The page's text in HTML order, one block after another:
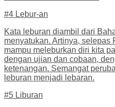
#4 Lebur-an
Kata leburan diambil dari
menyatukan. Artinya, selepas
mampu meleburkan diri kita
dengan ujian dan cobaan,
ketenangan. Semangat
leburan menjadi lebaran.
#5 Liburan